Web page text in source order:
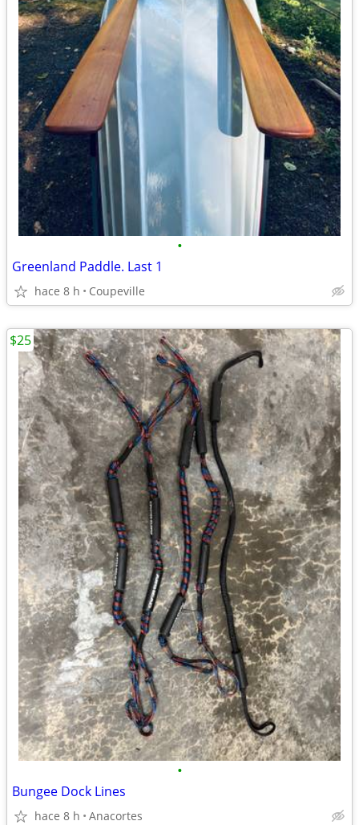
•
Greenland Paddle. Last 1
hace 8 h Coupeville
•
Bungee Dock Lines
hace 8 h Anacortes
$25